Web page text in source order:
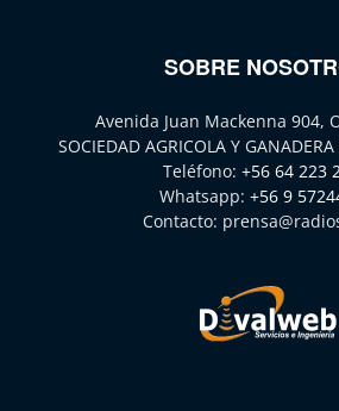
SOBRE
Avenida Juan Mackenna 904,
SOCIEDAD AGRICOLA Y
Teléfono: +56 64 223
Whatsapp: +56 9
Contacto: